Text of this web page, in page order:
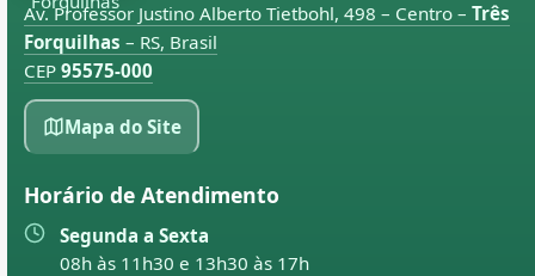
Av. Professor Justino Alberto Tietbohl, 498 – Centro – Três
Forquilhas – RS, Brasil
CEP 95575-000
Mapa do Site
Horário de Atendimento
Segunda a Sexta
08h às 11h30 e 13h30 às 17h